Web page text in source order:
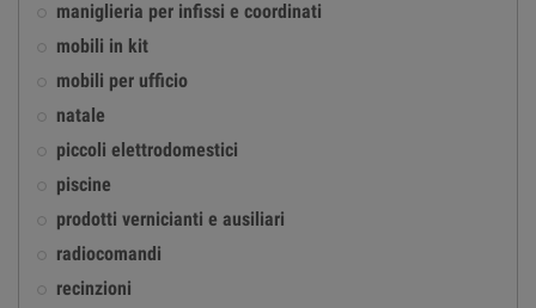
maniglieria per infissi e coordinati
mobili in kit
mobili per ufficio
natale
piccoli elettrodomestici
piscine
prodotti vernicianti e ausiliari
radiocomandi
recinzioni